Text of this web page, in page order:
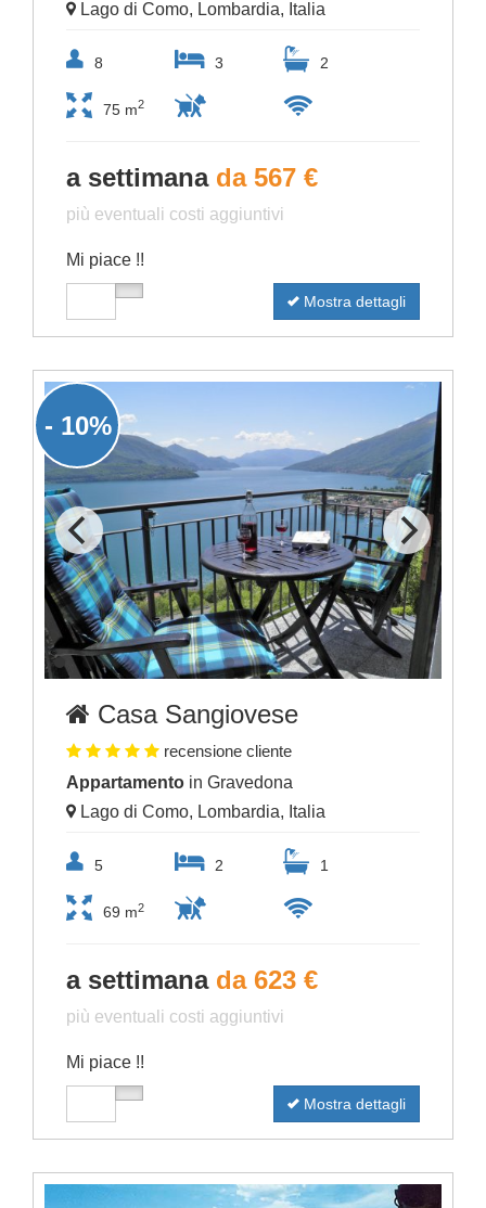
Lago di Como, Lombardia, Italia
8 3 2
75 m2
a settimana da 567 €
più eventuali costi aggiuntivi
Mi piace !!
Mostra dettagli
- 10%
Casa Sangiovese
recensione cliente
Appartamento in Gravedona
Lago di Como, Lombardia, Italia
5 2 1
69 m2
a settimana da 623 €
più eventuali costi aggiuntivi
Mi piace !!
Mostra dettagli